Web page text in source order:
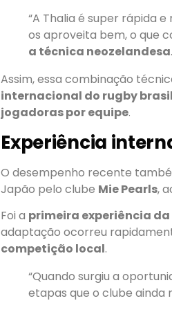
“A Thalia é super rápida
os aproveita bem, o que
a técnica neozelandesa.
Assim, essa combinação
internacional do rugby
jogadoras por equipe.
Experiência
O desempenho recente
Japão pelo clube Mie Pearls,
Foi a primeira experiência
adaptação ocorreu
competição local.
“Quando surgiu a
etapas que o clube ainda